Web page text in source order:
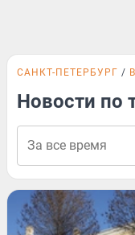
САНКТ-ПЕТЕРБУРГ
Новости по